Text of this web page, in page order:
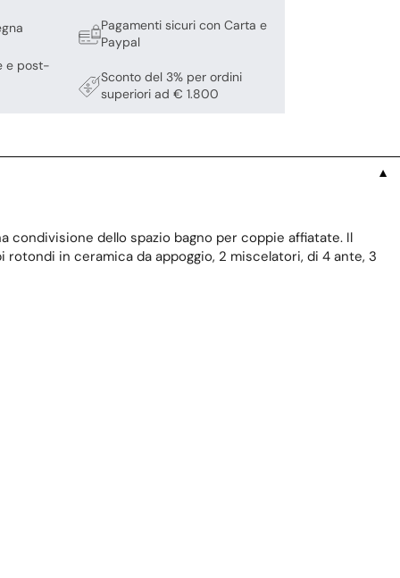
e post-
Pagamenti sicuri con Carta e
Paypal
Sconto del 3% per ordini
superiori ad € 1.800
▼
condivisione dello spazio bagno per coppie affiatate. Il
in ceramica da appoggio, 2 miscelatori, di 4 ante, 3